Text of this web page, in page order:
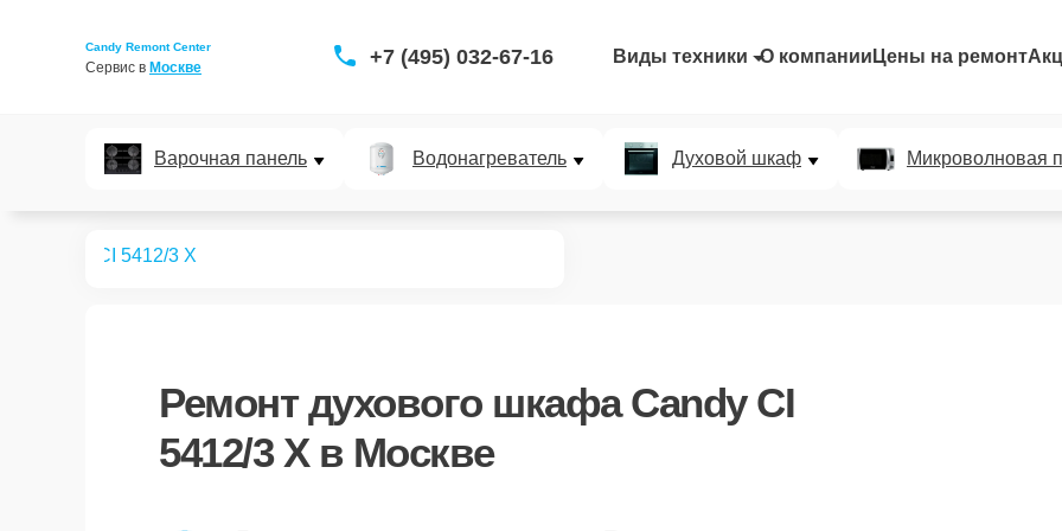
Candy Remont Center
Сервис в Москве +7 (495) 032-67-16 Виды техники О компании Цены на ремонт
Варочная панель Водонагреватель Духовой шкаф Микроволновая
CI 5412/3 X
Ремонтдухового шкафа Candy CI
5412/3 Xв Москве